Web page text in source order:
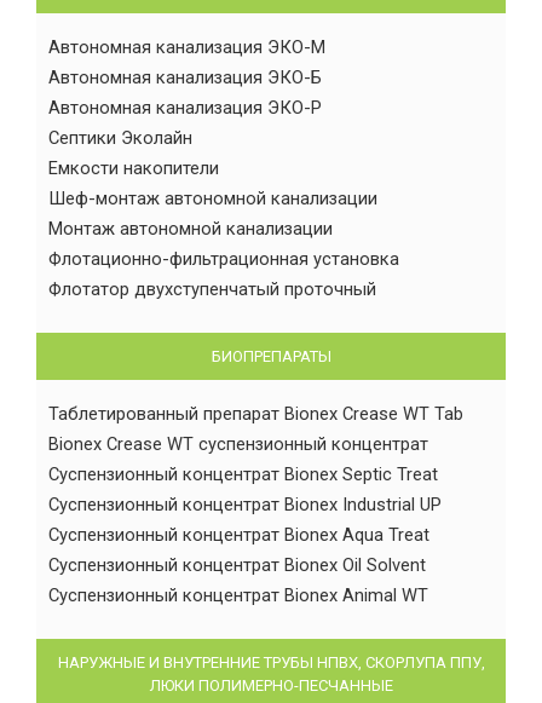
Автономная канализация ЭКО-М
Автономная канализация ЭКО-Б
Автономная канализация ЭКО-Р
Септики Эколайн
Емкости накопители
Шеф-монтаж автономной канализации
Монтаж автономной канализации
Флотационно-фильтрационная установка
Флотатор двухступенчатый проточный
БИОПРЕПАРАТЫ
Таблетированный препарат Bionex Crease WT Tab
Bionex Crease WT суспензионный концентрат
Суспензионный концентрат Bionex Septic Treat
Суспензионный концентрат Bionex Industrial UP
Суспензионный концентрат Bionex Aqua Treat
Суспензионный концентрат Bionex Oil Solvent
Суспензионный концентрат Bionex Animal WT
НАРУЖНЫЕ И ВНУТРЕННИЕ ТРУБЫ НПВХ, СКОРЛУПА ППУ,
ЛЮКИ ПОЛИМЕРНО-ПЕСЧАННЫЕ